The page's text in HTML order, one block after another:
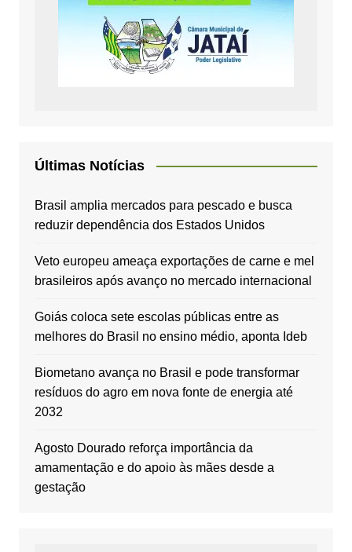
Últimas Notícias
Brasil amplia mercados para pescado e busca
reduzir dependência dos Estados Unidos
Veto europeu ameaça exportações de carne e mel
brasileiros após avanço no mercado internacional
Goiás coloca sete escolas públicas entre as
melhores do Brasil no ensino médio, aponta Ideb
Biometano avança no Brasil e pode transformar
resíduos do agro em nova fonte de energia até
2032
Agosto Dourado reforça importância da
amamentação e do apoio às mães desde a
gestação